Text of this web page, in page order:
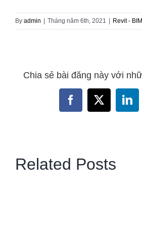
By admin | Tháng năm 6th, 2021 | Revit - BIM
Chia sẻ bài đăng này với
Facebook
X
Related Posts